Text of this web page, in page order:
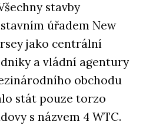
stavby
úřadem New
jako centrální
a vládní agentury
obchodu
stát pouze torzo
s názvem 4 WTC.